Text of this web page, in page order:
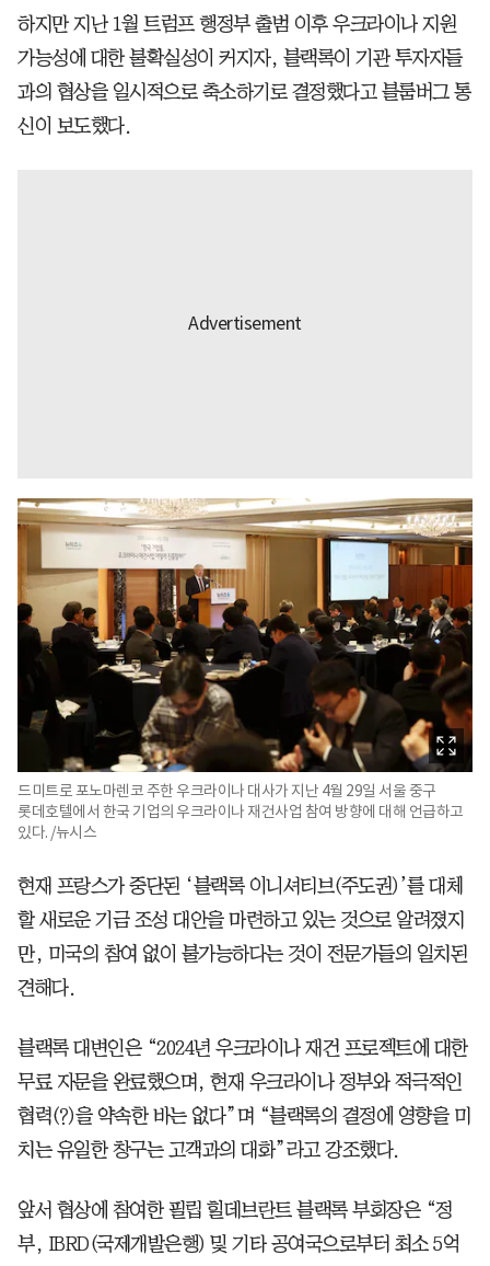
하지만 지난 1월 트럼프 행정부 출범 이후 우크라이나 지원
가능성에 대한 불확실성이 커지자, 블랙록이 기관 투자자들
과의 협상을 일시적으로 축소하기로 결정했다고 블룸버그 통
신이 보도했다.
드미트로 포노마렌코 주한 우크라이나 대사가 지난 4월 29일 서울 중구
롯데호텔에서 한국 기업의 우크라이나 재건사업 참여 방향에 대해 언급하고
있다. /뉴시스
현재 프랑스가 중단된 ‘블랙록 이니셔티브(주도권)’를 대체
할 새로운 기금 조성 대안을 마련하고 있는 것으로 알려졌지
만, 미국의 참여 없이 불가능하다는 것이 전문가들의 일치된
견해다.
블랙록 대변인은 “2024년 우크라이나 재건 프로젝트에 대한
무료 자문을 완료했으며, 현재 우크라이나 정부와 적극적인
협력(?)을 약속한 바는 없다”며 “블랙록의 결정에 영향을 미
치는 유일한 창구는 고객과의 대화”라고 강조했다.
앞서 협상에 참여한 필립 힐데브란트 블랙록 부회장은 “정
부, IBRD(국제개발은행) 및 기타 공여국으로부터 최소 5억